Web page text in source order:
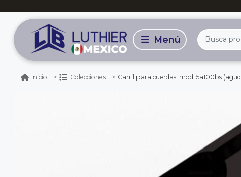
Inicio Colecciones Carril para cuerdas. mod: 5a100bs